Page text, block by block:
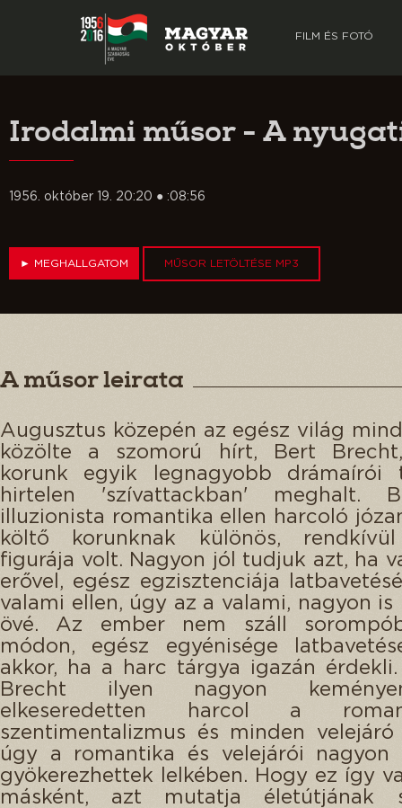
FILM ÉS FOTÓ
Irodalmi műsor - A
1956. október 19. 20:20 ● :08:56
► MEGHALLGATOM MŰSOR LETÖLTÉSE MP3
A műsor leirata
Augusztus közepén az egész világ
közölte a szomorú hírt, Bert
korunk egyik legnagyobb drámaírói
hirtelen 'szívattackban' meghalt.
illuzionista romantika ellen harcoló
költő korunknak különös,
figurája volt. Nagyon jól tudjuk azt, ha
erővel, egész egzisztenciája
valami ellen, úgy az a valami, nagyon is
övé. Az ember nem száll
módon, egész egyénisége
akkor, ha a harc tárgya igazán
Brecht ilyen nagyon
elkeseredetten harcol a
szentimentalizmus és minden velejáró
úgy a romantika és velejárói nagyon
gyökerezhettek lelkében. Hogy ez így
másként, azt mutatja életútjának